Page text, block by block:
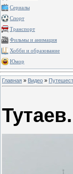
Сериалы
Спорт
Транспорт
Фильмы и анимация
Хобби и образование
Юмор
Главная » Видео »